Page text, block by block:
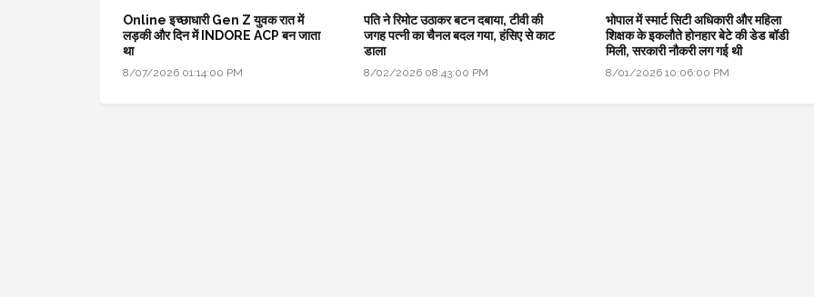
Online इच्छाधारी Gen Z युवक रात में
लड़की और दिन में INDORE ACP बन जाता
था
8/07/2026 01:14:00 PM
पति ने रिमोट उठाकर बटन दबाया, टीवी की
जगह पत्नी का चैनल बदल गया, हंसिए से काट
डाला
8/02/2026 08:43:00 PM
भोपाल में स्मार्ट सिटी अधिकारी और महिला
शिक्षक के इकलौते होनहार बेटे की डेड बॉडी
मिली, सरकारी नौकरी लग गई थी
8/01/2026 10:06:00 PM